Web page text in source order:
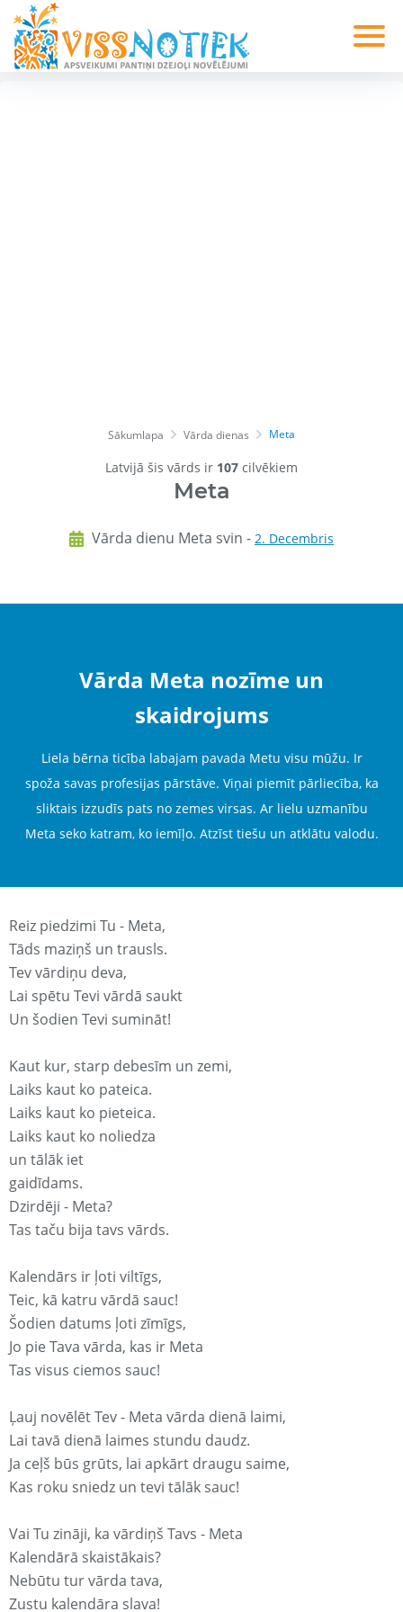
Sākumlapa Vārda dienas Meta
Latvijā šis vārds ir 107 cilvēkiem
Meta
Vārda dienu Meta svin - 2. Decembris
Vārda Meta nozīme un
skaidrojums
Liela bērna ticība labajam pavada Metu visu mūžu. Ir
spoža savas profesijas pārstāve. Viņai piemīt pārliecība, ka
sliktais izzudīs pats no zemes virsas. Ar lielu uzmanību
Meta seko katram, ko iemīļo. Atzīst tiešu un atklātu valodu.
Reiz piedzimi Tu - Meta,
Tāds maziņš un trausls.
Tev vārdiņu deva,
Lai spētu Tevi vārdā saukt
Un šodien Tevi sumināt!
Kaut kur, starp debesīm un zemi,
Laiks kaut ko pateica.
Laiks kaut ko pieteica.
Laiks kaut ko noliedza
un tālāk iet
gaidīdams.
Dzirdēji - Meta?
Tas taču bija tavs vārds.
Kalendārs ir ļoti viltīgs,
Teic, kā katru vārdā sauc!
Šodien datums ļoti zīmīgs,
Jo pie Tava vārda, kas ir Meta
Tas visus ciemos sauc!
Ļauj novēlēt Tev - Meta vārda dienā laimi,
Lai tavā dienā laimes stundu daudz.
Ja ceļš būs grūts, lai apkārt draugu saime,
Kas roku sniedz un tevi tālāk sauc!
Vai Tu zināji, ka vārdiņš Tavs - Meta
Kalendārā skaistākais?
Nebūtu tur vārda tava,
Zustu kalendāra slava!